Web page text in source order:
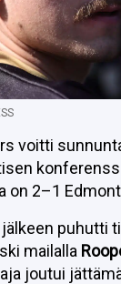
voitti
on 2–1
puhutti
mailalla
joutui